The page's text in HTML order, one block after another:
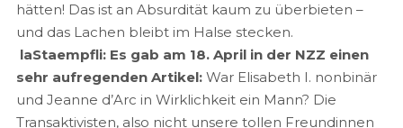
hätten! Das ist an Absurdität kaum zu überbieten –
und das Lachen bleibt im Halse stecken.
laStaempfli: Es gab am 18. April in der NZZ einen
sehr aufregenden Artikel:War Elisabeth I. nonbinär
und Jeanne d’Arc in Wirklichkeit ein Mann? Die
Transaktivisten, also nicht unsere tollen Freundinnen